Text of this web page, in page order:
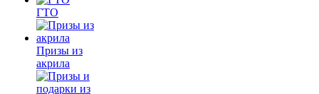
ГТО
Призы из
акрила